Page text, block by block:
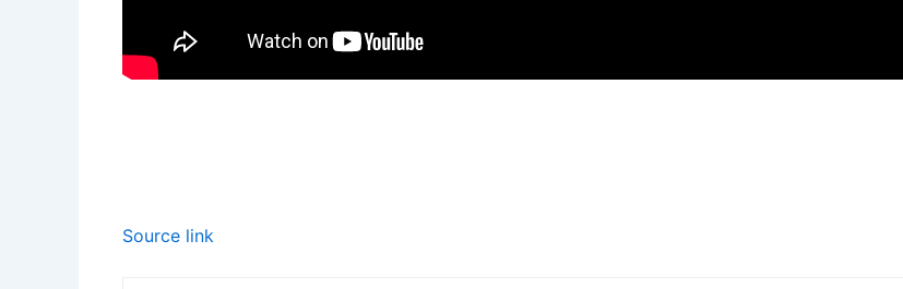
Source link